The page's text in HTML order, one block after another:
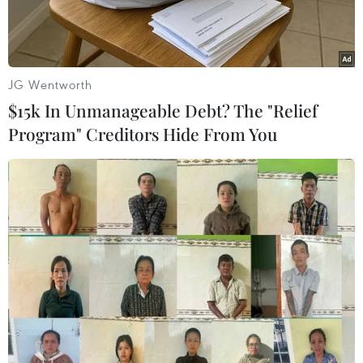
U23 Việt Nam đăng quang ngôi vô địch Giải U23 Đông Nam Á
2022. (Ảnh: TTXVN phát)
Sau khi các cầu thủ Đội tuyển U23 Việt Nam
giành chiến thắng 1-0 ở trận chung kết trước
Đội tuyển U23 Thái Lan, để lần đầu tiên đăng
JG Wentworth
$15k In Unmanageable Debt? The "Relief
Program" Creditors Hide From You